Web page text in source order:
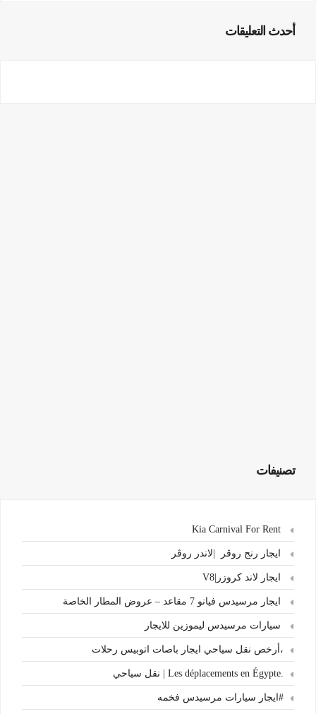
أحدث التعليقات
تصنيفات
ايجار رنج روڤر |لاندر روڤر
ايجار لاند كروزر|V8
ايجار مرسيدس فيانو 7 مقاعد – عروض المطار الخاصة
سيارات مرسيدس ليموزين للايجار
،أرخص نقل سياحي ايجار باصات اتوبيس رحلات
#ايجار سيارات مرسيدس فخمه